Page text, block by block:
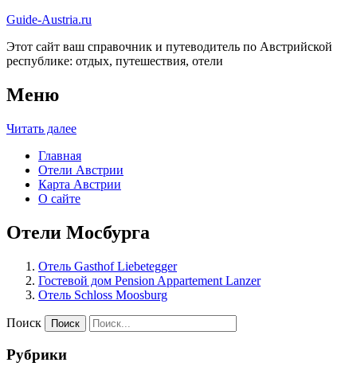
Guide-Austria.ru
Этот сайт ваш справочник и путеводитель по Австрийской
республике: отдых, путешествия, отели
Меню
Читать далее
Главная
Отели Австрии
Карта Австрии
О сайте
Отели Мосбурга
Отель Gasthof Liebetegger
Гостевой дом Pension Appartement Lanzer
Отель Schloss Moosburg
Поиск
Рубрики